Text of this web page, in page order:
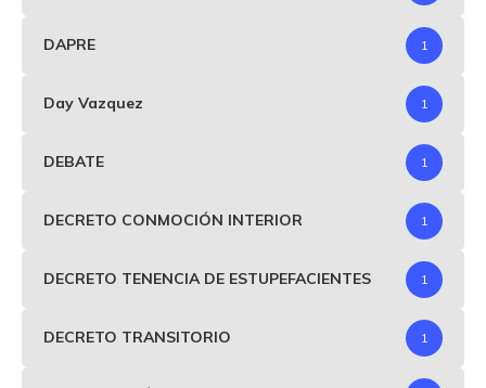
DAPRE 1
Day Vazquez 1
DEBATE 1
DECRETO CONMOCIÓN INTERIOR 1
DECRETO TENENCIA DE ESTUPEFACIENTES 1
DECRETO TRANSITORIO 1